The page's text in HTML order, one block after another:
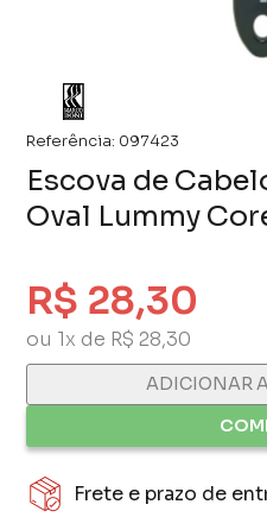
Referência: 097423
Escova de
Oval Lummy
R$ 28,30
ou 1x de R$ 28,30
ADICIONAR
Frete e prazo de